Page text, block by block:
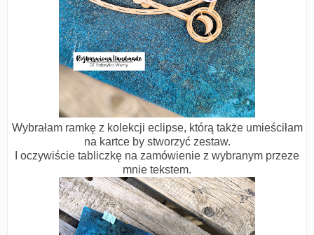
Wybrałam ramkę z kolekcji eclipse, którą także umieściłam
na kartce by stworzyć zestaw.
I oczywiście tabliczkę na zamówienie z wybranym przeze
mnie tekstem.